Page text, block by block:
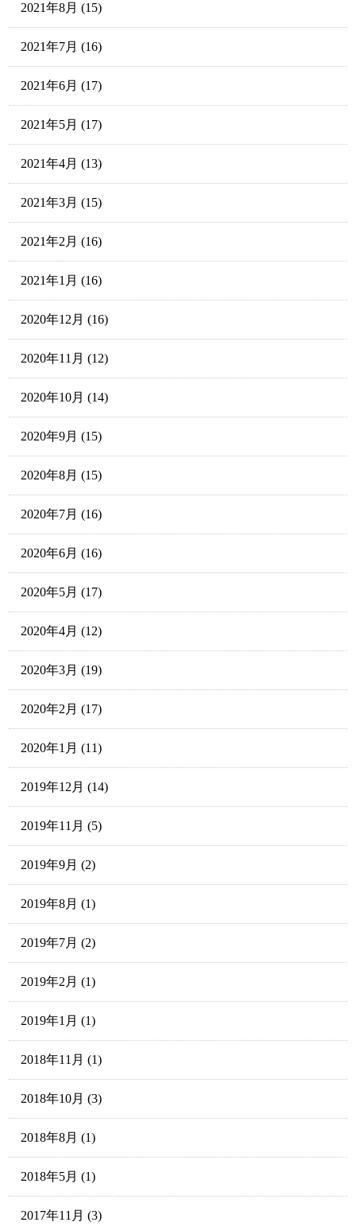
2021年8月 (15)
2021年7月 (16)
2021年6月 (17)
2021年5月 (17)
2021年4月 (13)
2021年3月 (15)
2021年2月 (16)
2021年1月 (16)
2020年12月 (16)
2020年11月 (12)
2020年10月 (14)
2020年9月 (15)
2020年8月 (15)
2020年7月 (16)
2020年6月 (16)
2020年5月 (17)
2020年4月 (12)
2020年3月 (19)
2020年2月 (17)
2020年1月 (11)
2019年12月 (14)
2019年11月 (5)
2019年9月 (2)
2019年8月 (1)
2019年7月 (2)
2019年2月 (1)
2019年1月 (1)
2018年11月 (1)
2018年10月 (3)
2018年8月 (1)
2018年5月 (1)
2017年11月 (3)